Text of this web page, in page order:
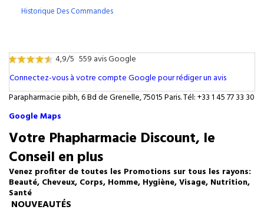
Historique Des Commandes
4,9/5 559 avis Google
Connectez-vous à votre compte Google pour rédiger un avis
Parapharmacie pibh, 6 Bd de Grenelle, 75015 Paris. Tél: +33 1 45 77 33 30
Google Maps
Votre Phapharmacie Discount, le
Conseil en plus
Venez profiter de toutes les Promotions sur tous les rayons:
Beauté, Cheveux, Corps, Homme, Hygiène, Visage, Nutrition,
Santé
NOUVEAUTÉS